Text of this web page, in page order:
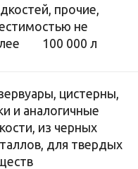
прочие,
не
100 000 л
цистерны,
и аналогичные
из черных
для твердых